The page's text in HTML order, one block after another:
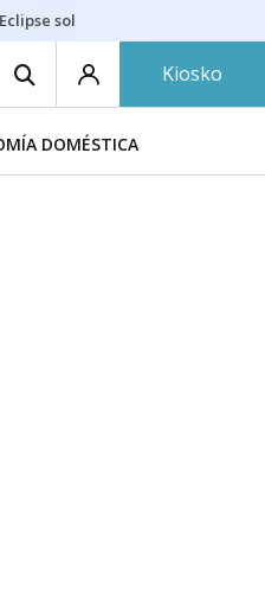
Eclipse solar en Navarra
Kiosko
DOMÉSTICA